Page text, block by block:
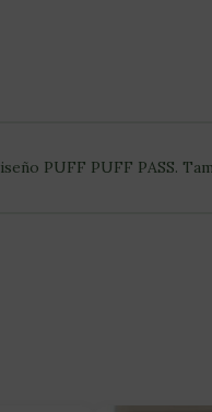
PUFF PUFF PASS.